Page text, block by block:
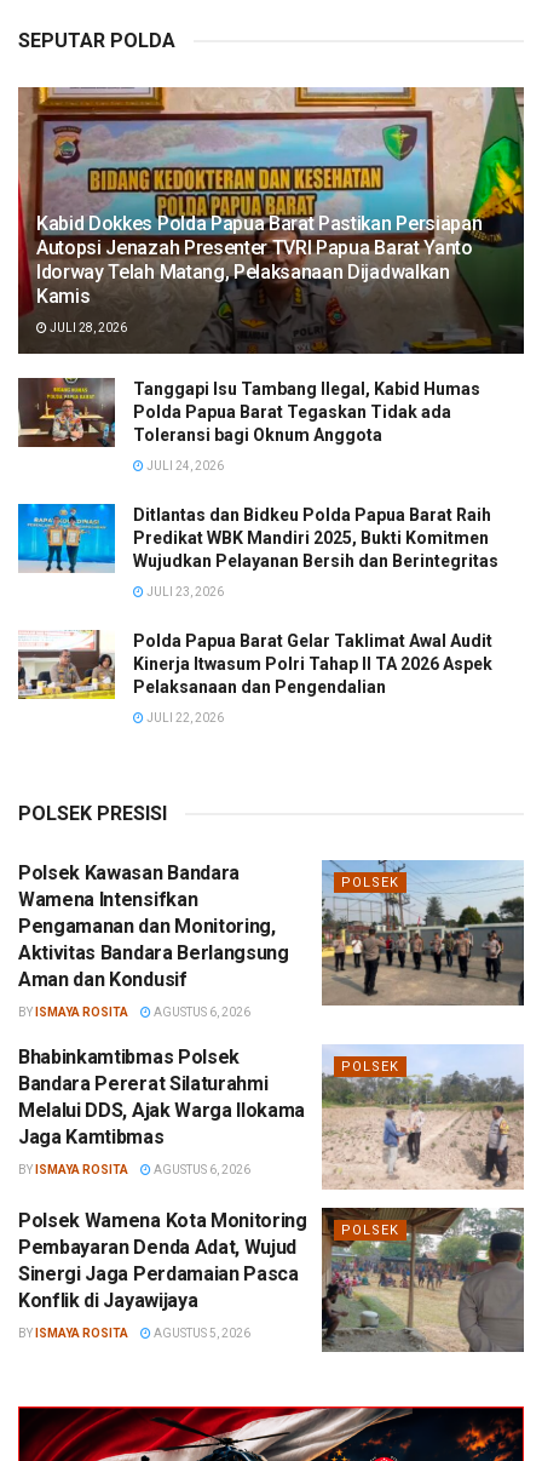
SEPUTAR POLDA
Kabid Dokkes Polda Papua Barat Pastikan Persiapan
Autopsi Jenazah Presenter TVRI Papua Barat Yanto
Idorway Telah Matang, Pelaksanaan Dijadwalkan
Kamis
JULI 28, 2026
Tanggapi Isu Tambang Ilegal, Kabid Humas
Polda Papua Barat Tegaskan Tidak ada
Toleransi bagi Oknum Anggota
JULI 24, 2026
Ditlantas dan Bidkeu Polda Papua Barat Raih
Predikat WBK Mandiri 2025, Bukti Komitmen
Wujudkan Pelayanan Bersih dan Berintegritas
JULI 23, 2026
Polda Papua Barat Gelar Taklimat Awal Audit
Kinerja Itwasum Polri Tahap II TA 2026 Aspek
Pelaksanaan dan Pengendalian
JULI 22, 2026
POLSEK PRESISI
POLSEK
Polsek Kawasan Bandara
Wamena Intensifkan
Pengamanan dan Monitoring,
Aktivitas Bandara Berlangsung
Aman dan Kondusif
BY ISMAYA ROSITA AGUSTUS 6, 2026
POLSEK
Bhabinkamtibmas Polsek
Bandara Pererat Silaturahmi
Melalui DDS, Ajak Warga Ilokama
Jaga Kamtibmas
BY ISMAYA ROSITA AGUSTUS 6, 2026
POLSEK
Polsek Wamena Kota Monitoring
Pembayaran Denda Adat, Wujud
Sinergi Jaga Perdamaian Pasca
Konflik di Jayawijaya
BY ISMAYA ROSITA AGUSTUS 5, 2026